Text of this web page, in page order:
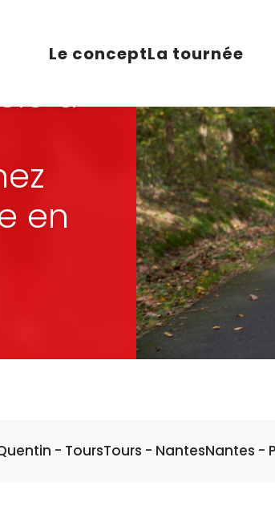
Le conceptLa tournée
à
en
- ToursTours - NantesNantes -